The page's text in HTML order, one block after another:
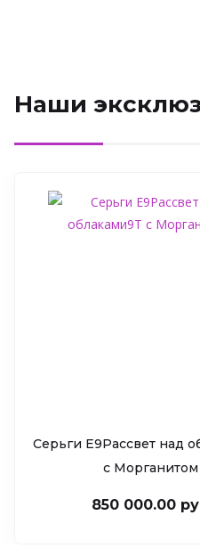
Наши
Серьги Е9Рассвет над
c Морганитом
850 000.00